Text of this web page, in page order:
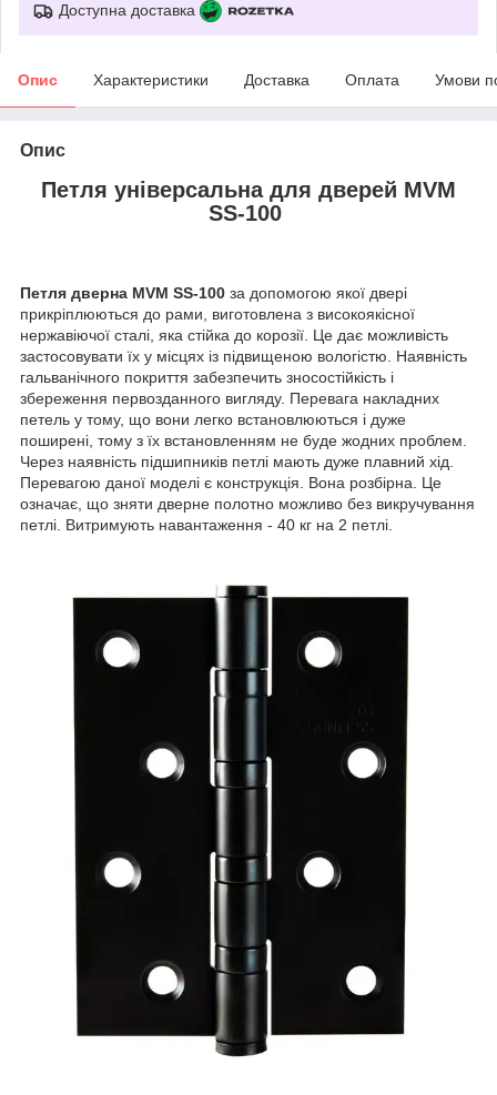
Доступна доставка
Опис Характеристики Доставка Оплата Умови
Опис
Петля універсальна для дверей MVM
SS-100
Петля дверна MVM SS-100 за допомогою якої двері
прикріплюються до рами, виготовлена з високоякісної
нержавіючої сталі, яка стійка до корозії. Це дає можливість
застосовувати їх у місцях із підвищеною вологістю. Наявність
гальванічного покриття забезпечить зносостійкість і
збереження первозданного вигляду. Перевага накладних
петель у тому, що вони легко встановлюються і дуже
поширені, тому з їх встановленням не буде жодних проблем.
Через наявність підшипників петлі мають дуже плавний хід.
Перевагою даної моделі є конструкція. Вона розбірна. Це
означає, що зняти дверне полотно можливо без викручування
петлі. Витримують навантаження - 40 кг на 2 петлі.